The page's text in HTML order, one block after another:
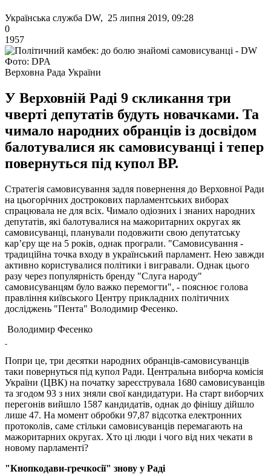
Українська служба DW, 25 липня 2019, 09:28
0
1957
Фото: DPA
Верховна Рада України
У Верховній Раді 9 скликання три
чверті депутатів будуть новачками. Та
чимало народних обранців із досвідом
балотувалися як самовисуванці і тепер
повернуться під купол ВР.
Стратегія самовисування задля повернення до Верховної Ради
на цьогорічних дострокових парламентських виборах
спрацювала не для всіх. Чимало одіозних і знаних народних
депутатів, які балотувалися на мажоритарних округах як
самовисуванці, планували подовжити свою депутатську
кар’єру ще на 5 років, однак програли. "Самовисування -
традиційна точка входу в український парламент. Нею завжди
активно користувалися політики і вигравали. Однак цього
разу через популярність бренду "Слуга народу"
самовисуванцям було важко перемогти", - пояснює голова
правління київського Центру прикладних політичних
досліджень "Пента" Володимир Фесенко.
Володимир Фесенко
Попри це, три десятки народних обранців-самовисуванців
таки повернуться під купол Ради. Центральна виборча комісія
України (ЦВК) на початку зареєструвала 1680 самовисуванців
та згодом 93 з них зняли свої кандидатури. На старт виборчих
перегонів вийшло 1587 кандидатів, однак до фінішу дійшло
лише 47. На момент обробки 97,87 відсотка електронних
протоколів, саме стільки самовисуванців перемагають на
мажоритарних округах. Хто ці люди і чого від них чекати в
новому парламенті?
"Кнопкодави-гречкосії" знову у Раді